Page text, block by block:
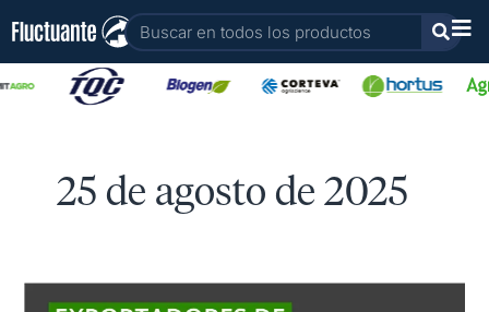
contenido
Buscar
25 de agosto de 2025